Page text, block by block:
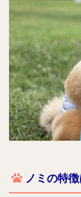
ノミの特